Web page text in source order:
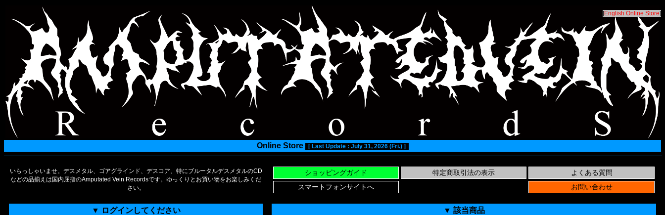
[English Online Store]
Online Store [ Last Update : July 31, 2026 (Fri.) ]
いらっしゃいませ。デスメタル、ゴアグラインド、デスコア、特にブルータルデスメタルのCD
などの品揃えは国内屈指のAmputated Vein Recordsです。ゆっくりとお買い物をお楽しみくだ
さい。
▼ ログインしてください ▼ 該当商品